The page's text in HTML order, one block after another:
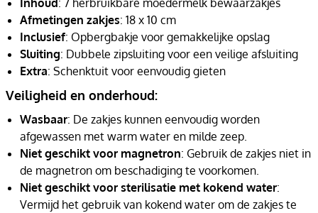
Inhoud: 7 herbruikbare moedermelk bewaarzakjes
Afmetingen zakjes: 18 x 10 cm
Inclusief: Opbergbakje voor gemakkelijke opslag
Sluiting: Dubbele zipsluiting voor een veilige afsluiting
Extra: Schenktuit voor eenvoudig gieten
Veiligheid en onderhoud:
Wasbaar: De zakjes kunnen eenvoudig worden
afgewassen met warm water en milde zeep.
Niet geschikt voor magnetron: Gebruik de zakjes niet in
de magnetron om beschadiging te voorkomen.
Niet geschikt voor sterilisatie met kokend water:
Vermijd het gebruik van kokend water om de zakjes te